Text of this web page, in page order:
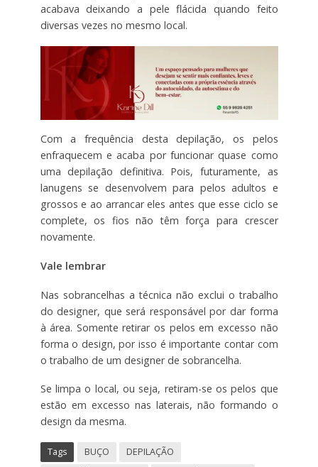
acabava deixando a pele flácida quando feito
diversas vezes no mesmo local.
Com a frequência desta depilação, os pelos
enfraquecem e acaba por funcionar quase como
uma depilação definitiva. Pois, futuramente, as
lanugens se desenvolvem para pelos adultos e
grossos e ao arrancar eles antes que esse ciclo se
complete, os fios não têm força para crescer
novamente.
Vale lembrar
Nas sobrancelhas a técnica não exclui o trabalho
do designer, que será responsável por dar forma
à área. Somente retirar os pelos em excesso não
forma o design, por isso é importante contar com
o trabalho de um designer de sobrancelha.
Se limpa o local, ou seja, retiram-se os pelos que
estão em excesso nas laterais, não formando o
design da mesma.
Tags BUÇO
DEPILAÇÃO